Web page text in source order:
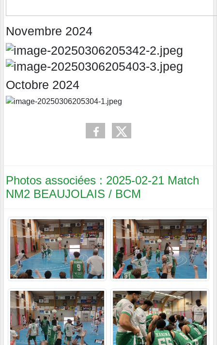
Novembre 2024
Octobre 2024
Photos associées : 2025-02-21 Match
NM2 BEAUJOLAIS / BCM